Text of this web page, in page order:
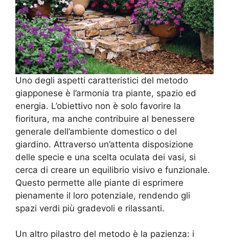
Uno degli aspetti caratteristici del metodo
giapponese è l’armonia tra piante, spazio ed
energia. L’obiettivo non è solo favorire la
fioritura, ma anche contribuire al benessere
generale dell’ambiente domestico o del
giardino. Attraverso un’attenta disposizione
delle specie e una scelta oculata dei vasi, si
cerca di creare un equilibrio visivo e funzionale.
Questo permette alle piante di esprimere
pienamente il loro potenziale, rendendo gli
spazi verdi più gradevoli e rilassanti.
Un altro pilastro del metodo è la pazienza: i